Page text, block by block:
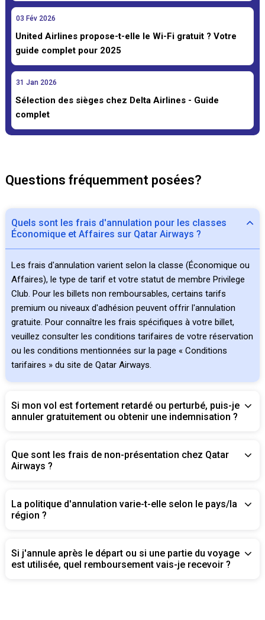
03 Fév 2026
United Airlines propose-t-elle le Wi-Fi gratuit ? Votre
guide complet pour 2025
31 Jan 2026
Sélection des sièges chez Delta Airlines - Guide
complet
Questions fréquemment posées?
Quels sont les frais d'annulation pour les classes
Économique et Affaires sur Qatar Airways ?
Les frais d'annulation varient selon la classe (Économique ou
Affaires), le type de tarif et votre statut de membre Privilege
Club. Pour les billets non remboursables, certains tarifs
premium ou niveaux d'adhésion peuvent offrir l'annulation
gratuite. Pour connaître les frais spécifiques à votre billet,
veuillez consulter les conditions tarifaires de votre réservation
ou les conditions mentionnées sur la page « Conditions
tarifaires » du site de Qatar Airways.
Si mon vol est fortement retardé ou perturbé, puis-je
annuler gratuitement ou obtenir une indemnisation ?
Que sont les frais de non-présentation chez Qatar
Airways ?
La politique d'annulation varie-t-elle selon le pays/la
région ?
Si j'annule après le départ ou si une partie du voyage
est utilisée, quel remboursement vais-je recevoir ?